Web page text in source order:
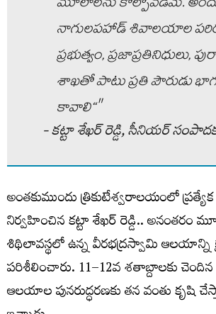
నాగులపహాడ్ శివాలయాల
ప్రభుత్వం, ప్రజాప్రతినిధులు,
శాఖతో పాటు ప్రతి పౌరుడు
కావాలి‘‘"
- కట్టా శేఖర్‌ రెడ్డి, సీనియర్‌
అంతకుముందు త్రికుటేశ్వరాలయంలో
నిర్వహించిన కట్టా శేఖర్ రెడ్డి.. అనంతరం
శిథిలావస్థలో ఉన్న వీరభద్రస్వామి ఆలయాన్ని
పరిశీలించారు. 11–12వ శతాబ్దాలకు
ఆలయాల పునరుద్ధరణకు తన వంతు